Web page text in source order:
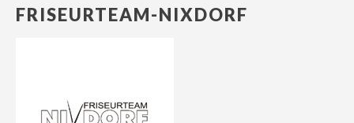
FRISEURTEAM-NIXDORF